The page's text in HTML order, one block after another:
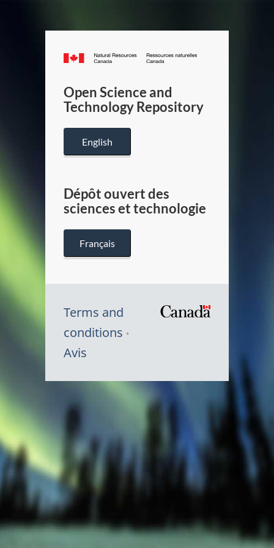
Canada.ca
/
Canada
Open Science and
Technology Repository
English
Dépôt ouvert des
sciences et technologie
Français
Terms and
conditions
Avis
Canada